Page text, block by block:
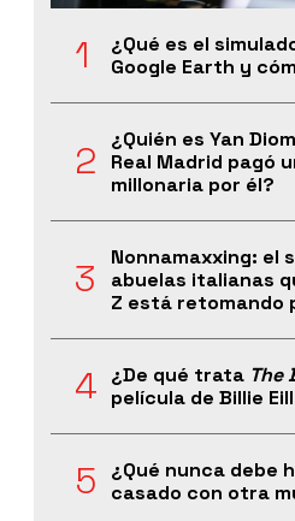
¿Qué es el
Google Earth y
¿Quién es Yan
Real Madrid pagó
millonaria por él?
Nonnamaxxing: el
abuelas italianas
Z está retomando
¿De qué trata The
película de Billie
¿Qué nunca debe
casado con otra